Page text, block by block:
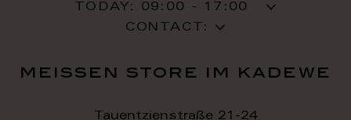
TODAY: 09:00 - 17:00
CONTACT:
meissen store im kadewe
Tauentzienstraße 21-24